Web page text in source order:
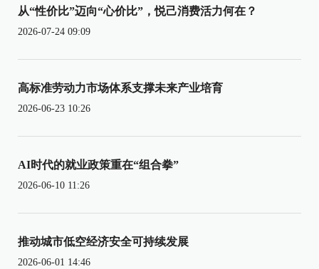
从“性价比”迈向“心价比”，悦己消费活力何在？
2026-07-24 09:09
高标准劳动力市场体系支撑未来产业培育
2026-06-23 10:26
AI时代的就业政策重在“组合拳”
2026-06-10 11:26
推动城市低空经济安全可持续发展
2026-06-01 14:46